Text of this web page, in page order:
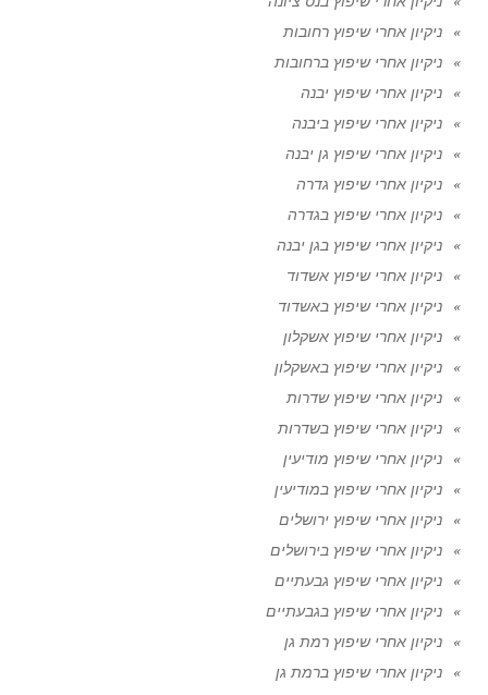
ניקיון אחרי שיפוץ רחובות
ניקיון אחרי שיפוץ ברחובות
ניקיון אחרי שיפוץ יבנה
ניקיון אחרי שיפוץ ביבנה
ניקיון אחרי שיפוץ גן יבנה
ניקיון אחרי שיפוץ גדרה
ניקיון אחרי שיפוץ בגדרה
ניקיון אחרי שיפוץ בגן יבנה
ניקיון אחרי שיפוץ אשדוד
ניקיון אחרי שיפוץ באשדוד
ניקיון אחרי שיפוץ אשקלון
ניקיון אחרי שיפוץ באשקלון
ניקיון אחרי שיפוץ שדרות
ניקיון אחרי שיפוץ בשדרות
ניקיון אחרי שיפוץ מודיעין
ניקיון אחרי שיפוץ במודיעין
ניקיון אחרי שיפוץ ירושלים
ניקיון אחרי שיפוץ בירושלים
ניקיון אחרי שיפוץ גבעתיים
ניקיון אחרי שיפוץ בגבעתיים
ניקיון אחרי שיפוץ רמת גן
ניקיון אחרי שיפוץ ברמת גן